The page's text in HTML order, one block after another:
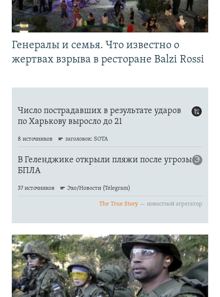
Генералы и семья. Что известно о
жертвах взрыва в ресторане Balzi Rossi